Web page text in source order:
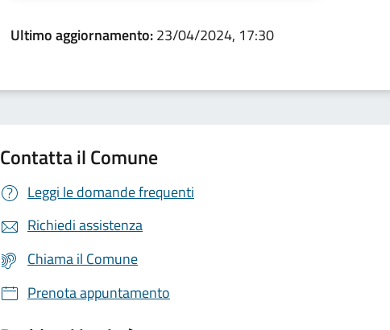
Ultimo aggiornamento:23/04/2024, 17:30
Contatta il Comune
Leggi le domande frequenti
Richiedi assistenza
Chiama il Comune
Prenota appuntamento